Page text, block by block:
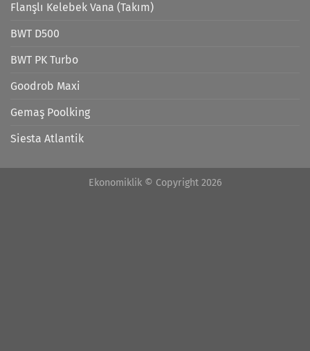
Flanşlı Kelebek Vana (Takım)
BWT D500
BWT PK Turbo
Goodrob Maxi
Gemaş Poolking
Siesta Atlantik
Ekonomiklik © Copyright 2026